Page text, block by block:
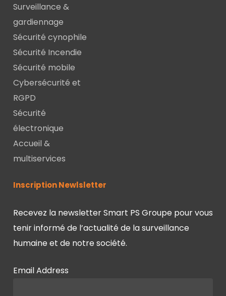
Surveillance &
gardiennage
Sécurité cynophile
Sécurité Incendie
Sécurité mobile
Cybersécurité et
RGPD
Sécurité
électronique
Accueil &
multiservices
Inscription Newlsletter
Recevez la newsletter Smart PS Groupe pour vous
tenir informé de l’actualité de la surveillance
humaine et de notre société.
Email Address